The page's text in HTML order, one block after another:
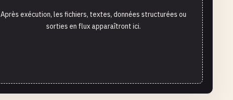
Après exécution, les fichiers, textes, données structurées ou
sorties en flux apparaîtront ici.